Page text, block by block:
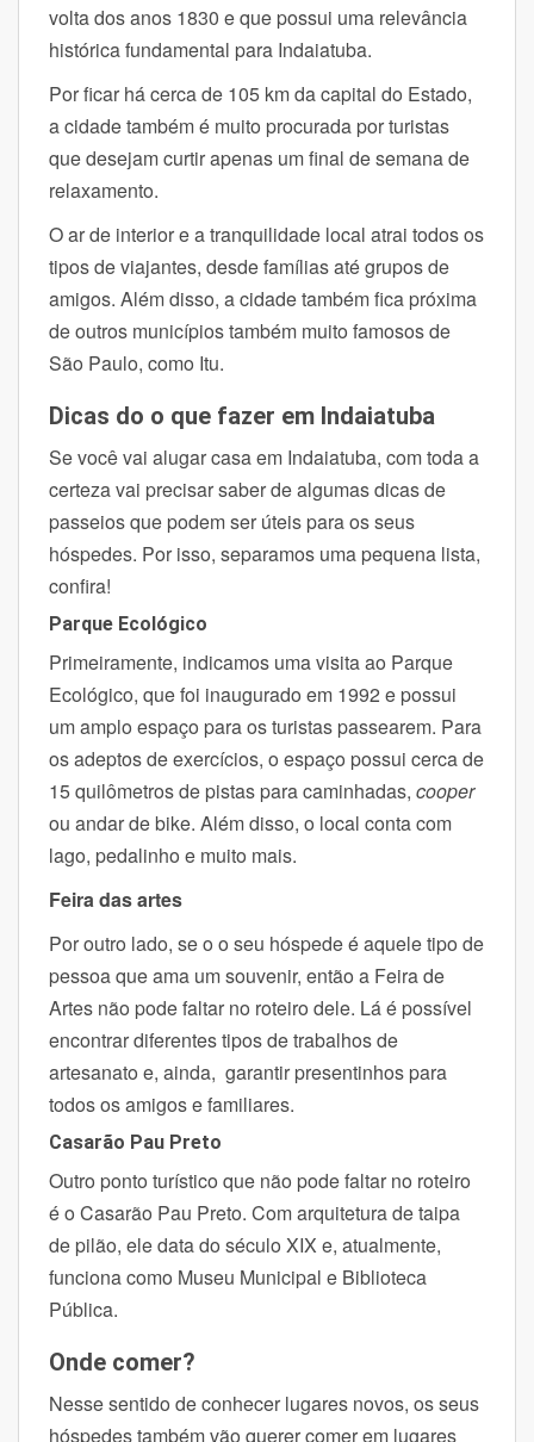
volta dos anos 1830 e que possui uma relevância
histórica fundamental para Indaiatuba.
Por ficar há cerca de 105 km da capital do Estado,
a cidade também é muito procurada por turistas
que desejam curtir apenas um final de semana de
relaxamento.
O ar de interior e a tranquilidade local atrai todos os
tipos de viajantes, desde famílias até grupos de
amigos. Além disso, a cidade também fica próxima
de outros municípios também muito famosos de
São Paulo, como Itu.
Dicas do o que fazer em Indaiatuba
Se você vai alugar casa em Indaiatuba, com toda a
certeza vai precisar saber de algumas dicas de
passeios que podem ser úteis para os seus
hóspedes. Por isso, separamos uma pequena lista,
confira!
Parque Ecológico
Primeiramente, indicamos uma visita ao Parque
Ecológico, que foi inaugurado em 1992 e possui
um amplo espaço para os turistas passearem. Para
os adeptos de exercícios, o espaço possui cerca de
15 quilômetros de pistas para caminhadas, cooper
ou andar de bike. Além disso, o local conta com
lago, pedalinho e muito mais.
Feira das artes
Por outro lado, se o o seu hóspede é aquele tipo de
pessoa que ama um souvenir, então a Feira de
Artes não pode faltar no roteiro dele. Lá é possível
encontrar diferentes tipos de trabalhos de
artesanato e, ainda, garantir presentinhos para
todos os amigos e familiares.
Casarão Pau Preto
Outro ponto turístico que não pode faltar no roteiro
é o Casarão Pau Preto. Com arquitetura de taipa
de pilão, ele data do século XIX e, atualmente,
funciona como Museu Municipal e Biblioteca
Pública.
Onde comer?
Nesse sentido de conhecer lugares novos, os seus
hóspedes também vão querer comer em lugares